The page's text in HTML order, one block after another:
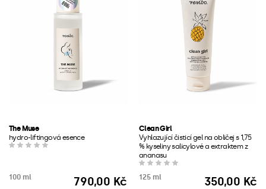
The Muse
hydro-liftingová esence
100 ml
Cena
790,00 Kč
Clean Girl
Vyhlazující čisticí gel na obličej s 1,75
% kyseliny salicylové a extraktem z
ananasu
125 ml
Cena
350,00 Kč